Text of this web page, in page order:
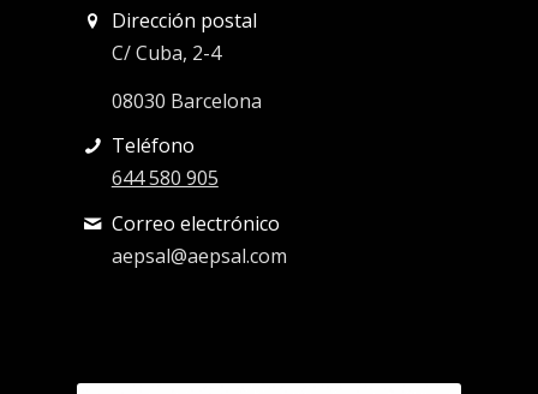
Dirección postal
C/ Cuba, 2-4
08030 Barcelona
Teléfono
644 580 905
Correo electrónico
aepsal@aepsal.com